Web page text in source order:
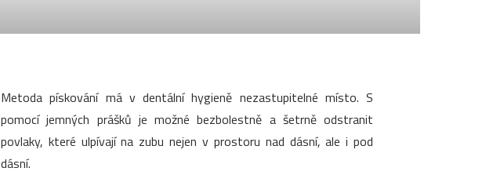
Metoda pískování má v dentální hygieně nezastupitelné místo. S
pomocí jemných prášků je možné bezbolestně a šetrně odstranit
povlaky, které ulpívají na zubu nejen v prostoru nad dásní, ale i pod
dásní.